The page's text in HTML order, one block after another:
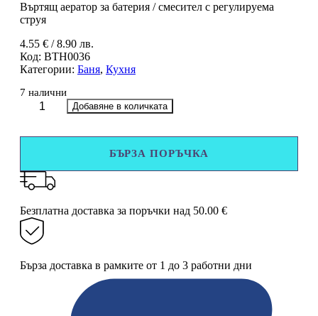
Въртящ аератор за батерия / смесител с регулируема
струя
4.55 € / 8.90 лв.
Код: BTH0036
Категории: Баня, Кухня
7 налични
количество
батерия
/
смесител
с
регулируема
струя
Добавяне в количката
БЪРЗА ПОРЪЧКА
Безплатна доставка за поръчки над 50.00 €
Бърза доставка в рамките от 1 до 3 работни дни